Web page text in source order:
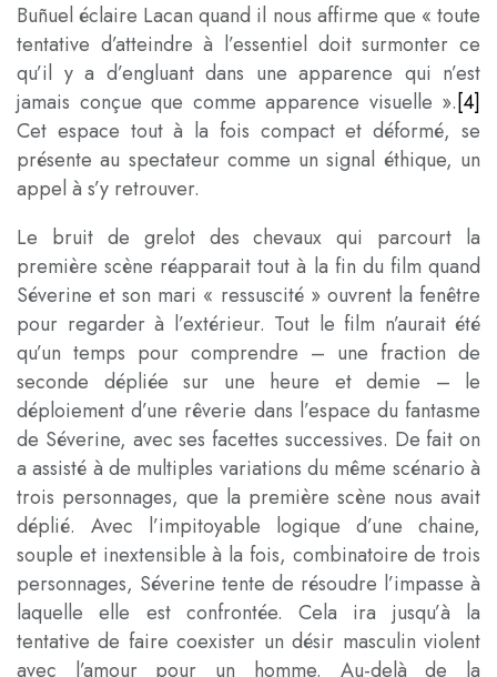
Buñuel éclaire Lacan quand il nous affirme que « toute
tentative d’atteindre à l’essentiel doit surmonter ce
qu’il y a d’engluant dans une apparence qui n’est
jamais conçue que comme apparence visuelle ».[4]
Cet espace tout à la fois compact et déformé, se
présente au spectateur comme un signal éthique, un
appel à s’y retrouver.
Le bruit de grelot des chevaux qui parcourt la
première scène réapparait tout à la fin du film quand
Séverine et son mari « ressuscité » ouvrent la fenêtre
pour regarder à l’extérieur. Tout le film n’aurait été
qu’un temps pour comprendre – une fraction de
seconde dépliée sur une heure et demie – le
déploiement d’une rêverie dans l’espace du fantasme
de Séverine, avec ses facettes successives. De fait on
a assisté à de multiples variations du même scénario à
trois personnages, que la première scène nous avait
déplié. Avec l’impitoyable logique d’une chaine,
souple et inextensible à la fois, combinatoire de trois
personnages, Séverine tente de résoudre l’impasse à
laquelle elle est confrontée. Cela ira jusqu’à la
tentative de faire coexister un désir masculin violent
avec l’amour pour un homme. Au-delà de la